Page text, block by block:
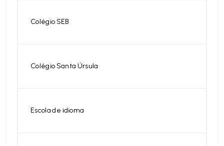
Colégio SEB
Colégio Santa Úrsula
Escola de idioma